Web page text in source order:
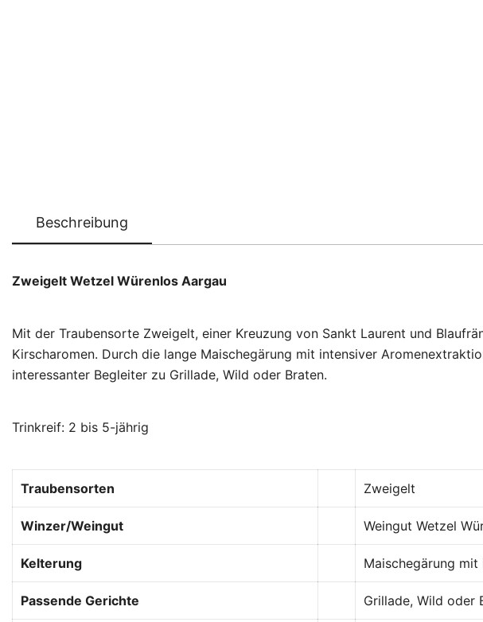
Beschreibung
Zweigelt Wetzel Würenlos Aargau
Mit der Traubensorte Zweigelt, einer Kreuzung von Sankt Laurent und
Kirscharomen. Durch die lange Maischegärung mit intensiver
interessanter Begleiter zu Grillade, Wild oder Braten.
Trinkreif: 2 bis 5-jährig
Traubensorten Zweigelt
Winzer/Weingut Weingut Wetzel
Kelterung Maischegärung
Passende Gerichte Grillade, Wild oder